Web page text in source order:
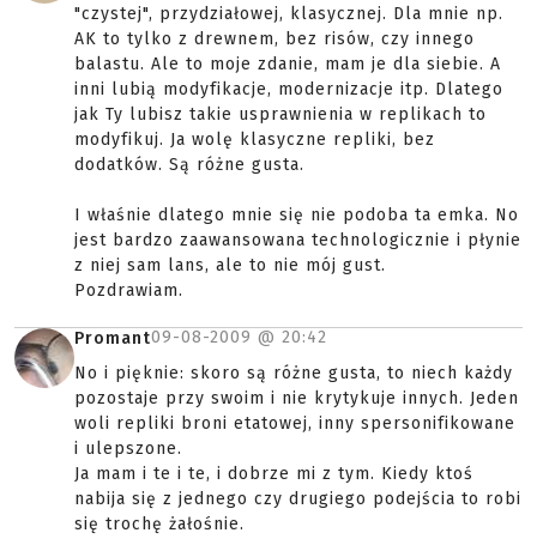
"czystej", przydziałowej, klasycznej. Dla mnie np.
AK to tylko z drewnem, bez risów, czy innego
balastu. Ale to moje zdanie, mam je dla siebie. A
inni lubią modyfikacje, modernizacje itp. Dlatego
jak Ty lubisz takie usprawnienia w replikach to
modyfikuj. Ja wolę klasyczne repliki, bez
dodatków. Są różne gusta.
I właśnie dlatego mnie się nie podoba ta emka. No
jest bardzo zaawansowana technologicznie i płynie
z niej sam lans, ale to nie mój gust.
Pozdrawiam.
Promant09-08-2009 @ 20:42
No i pięknie: skoro są różne gusta, to niech każdy
pozostaje przy swoim i nie krytykuje innych. Jeden
woli repliki broni etatowej, inny spersonifikowane
i ulepszone.
Ja mam i te i te, i dobrze mi z tym. Kiedy ktoś
nabija się z jednego czy drugiego podejścia to robi
się trochę żałośnie.